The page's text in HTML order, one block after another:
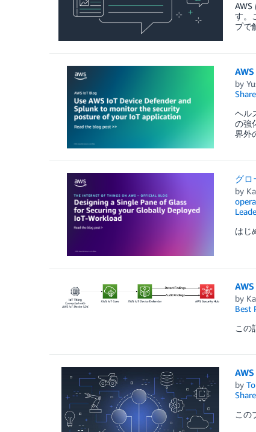
AWS
す。
プで
by
Share
ヘル
の強
界外
グロ
by
はじ
by
Best
この
by
Share
この